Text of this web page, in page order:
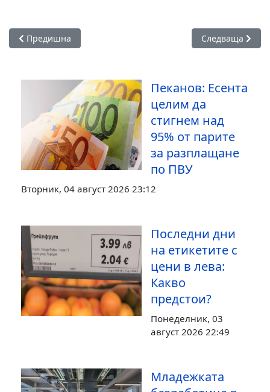
Предишна статия: 2738 лв. са нужни на месец за
Предишна Следваща
Следваща
Пеканов: Есента
целим да
стигнем над
95% от парите
за разплащане
по ПВУ
Вторник, 04 август 2026 23:12
Последни дни
на етикетите с
цени в лева:
Какво
предстои?
Понеделник, 03
август 2026 22:49
Младежката